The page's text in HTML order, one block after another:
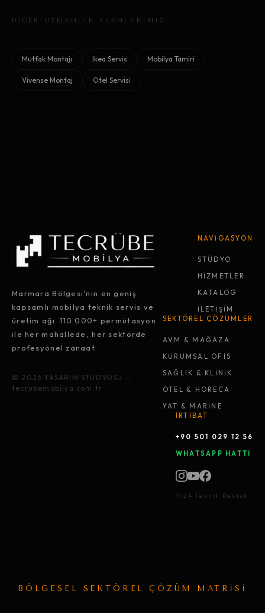
DİĞER UZMANLIK ALANLARIMIZ
Mutfak Montajı Ikea Servis Mobilya Tamiri
Vivense Montaj Otel Servisi
Marmara Bölgesi'nin en geniş
kapsamlı mobilya teknik servis ve
üretim ağı. 110.000+ permütasyon
ile her mahallede, her sektörde
profesyonel zanaat.
© 2026 TASARIM STÜDYOSU —
tecrubemobilya.com.tr
NAVİGASYON
STÜDYO
HİZMETLER
KATALOG
İLETİŞİM
SEKTÖREL ÇÖZÜMLER
AVM & MAĞAZA
KURUMSAL OFİS
SAĞLIK & KLİNİK
OTEL & HORECA
YAT & MARİNE
İRTİBAT
+90 501 029 12 56
WHATSAPP HATTI
7/24 Teknik Destek
BÖLGESEL SEKTÖREL ÇÖZÜM MATRİSİ